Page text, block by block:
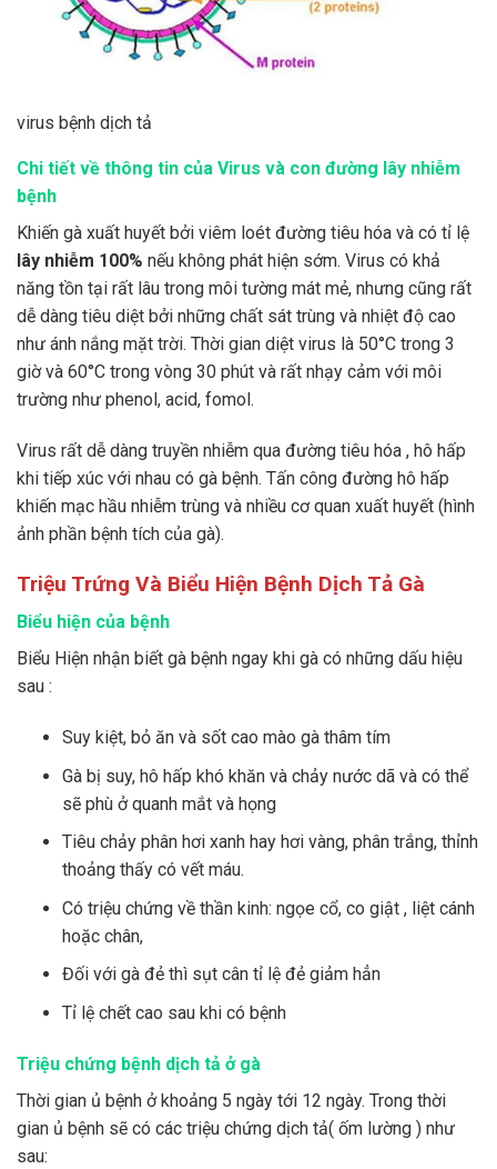
virus bệnh dịch tả
Chi tiết về thông tin của Virus và con đường lây nhiễm
bệnh
Khiến gà xuất huyết bởi viêm loét đường tiêu hóa và có tỉ lệ
lây nhiễm 100% nếu không phát hiện sớm. Virus có khả
năng tồn tại rất lâu trong môi tường mát mẻ, nhưng cũng rất
dễ dàng tiêu diệt bởi những chất sát trùng và nhiệt độ cao
như ánh nắng mặt trời. Thời gian diệt virus là 50°C trong 3
giờ và 60°C trong vòng 30 phút và rất nhạy cảm với môi
trường như phenol, acid, fomol.
Virus rất dễ dàng truyền nhiễm qua đường tiêu hóa , hô hấp
khi tiếp xúc với nhau có gà bệnh. Tấn công đường hô hấp
khiến mạc hầu nhiễm trùng và nhiều cơ quan xuất huyết (hình
ảnh phần bệnh tích của gà).
Triệu Trứng Và Biểu Hiện Bệnh Dịch Tả Gà
Biểu hiện của bệnh
Biểu Hiện nhận biết gà bệnh ngay khi gà có những dấu hiệu
sau :
Suy kiệt, bỏ ăn và sốt cao mào gà thâm tím
Gà bị suy, hô hấp khó khăn và chảy nước dã và có thể
sẽ phù ở quanh mắt và họng
Tiêu chảy phân hơi xanh hay hơi vàng, phân trắng, thỉnh
thoảng thấy có vết máu.
Có triệu chứng về thần kinh: ngọe cổ, co giật , liệt cánh
hoặc chân,
Đối với gà đẻ thì sụt cân tỉ lệ đẻ giảm hẳn
Tỉ lệ chết cao sau khi có bệnh
Triệu chứng bệnh dịch tả ở gà
Thời gian ủ bệnh ở khoảng 5 ngày tới 12 ngày. Trong thời
gian ủ bệnh sẽ có các triệu chứng dịch tả( ốm lường ) như
sau: